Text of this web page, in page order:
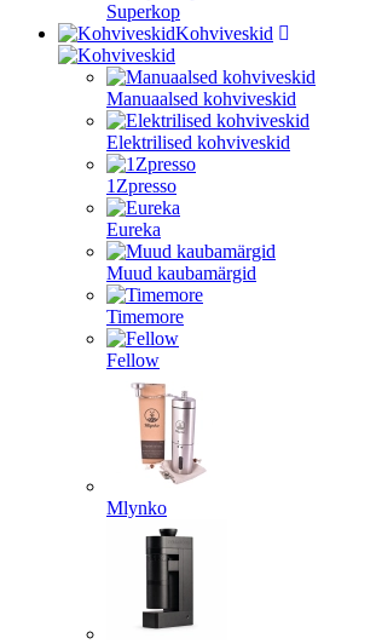
Superkop
Kohviveskid
Manuaalsed kohviveskid
Elektrilised kohviveskid
1Zpresso
Eureka
Muud kaubamärgid
Timemore
Fellow
Mlynko